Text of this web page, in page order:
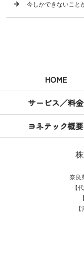
今しかできないこと
HOME
サービス／料金
ヨネテック概要
奈良
【